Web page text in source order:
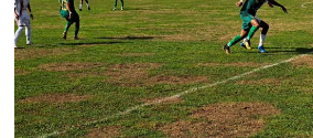
e
segue
invicta
no
Campeonato
Intermunicipal